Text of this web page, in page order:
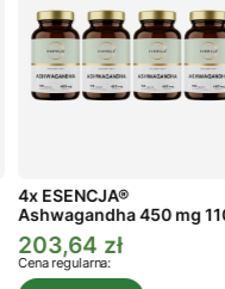
4x ESENCJA®
Ashwagandha 450 mg
kaps.
Cena promocyjna
203,64 zł
Cena regularna: